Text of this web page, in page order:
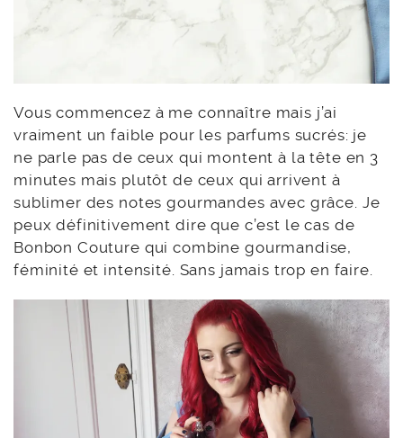
Vous commencez à me connaître mais j’ai
vraiment un faible pour les parfums sucrés: je
ne parle pas de ceux qui montent à la tête en 3
minutes mais plutôt de ceux qui arrivent à
sublimer des notes gourmandes avec grâce. Je
peux définitivement dire que c’est le cas de
Bonbon Couture qui combine gourmandise,
féminité et intensité. Sans jamais trop en faire.